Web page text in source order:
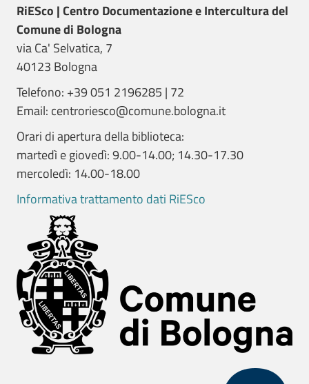
RiESco | Centro Documentazione e Intercultura del
Comune di Bologna
via Ca' Selvatica, 7
40123 Bologna
Telefono: +39 051 2196285 | 72
Email: centroriesco@comune.bologna.it
Orari di apertura della biblioteca:
martedì e giovedì: 9.00-14.00; 14.30-17.30
mercoledì: 14.00-18.00
Informativa trattamento dati RiESco